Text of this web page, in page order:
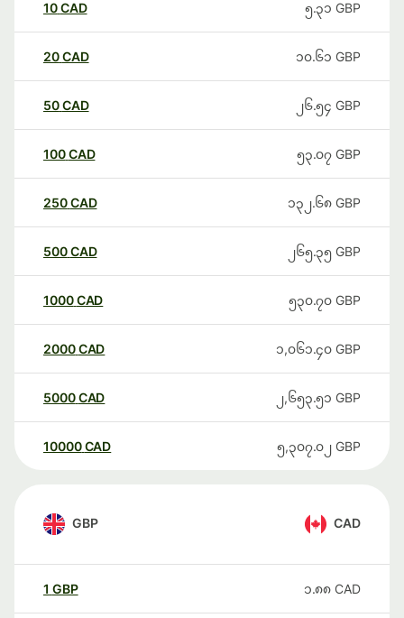
10CAD ၅.၃၁ GBP
20CAD ၁၀.၆၁ GBP
50CAD ၂၆.၅၄ GBP
100CAD ၅၃.၀၇ GBP
250CAD ၁၃၂.၆၈ GBP
500CAD ၂၆၅.၃၅ GBP
1000CAD ၅၃၀.၇၀ GBP
2000CAD ၁,၀၆၁.၄၀ GBP
5000CAD ၂,၆၅၃.၅၁ GBP
10000 CAD ၅,၃၀၇.၀၂ GBP
GBP CAD
1 GBP ၁.၈၈ CAD